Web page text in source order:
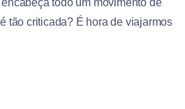
todo um movimento de
tão criticada? É hora de viajarmos